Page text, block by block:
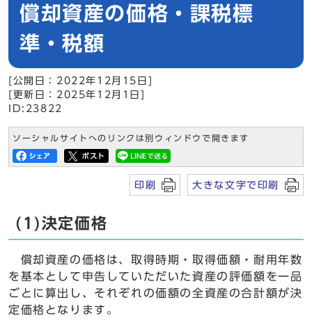
償却資産の価格・課税標
準・税額
[公開日：2022年12月15日]
[更新日：2025年12月1日]
ID:23822
ソーシャルサイトへのリンクは別ウィンドウで開きます
印刷 大きな文字で印刷
(1)決定価格
償却資産の価格は、取得時期・取得価額・耐用年数
を基本として申告していただいた資産の評価額を一品
ごとに算出し、それぞれの価額の全資産の合計額が決
定価格となります。